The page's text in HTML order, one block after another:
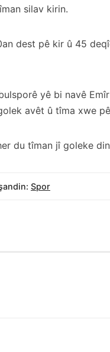
silav kirin.
dest pê kir û 45
yê bi navê
avêt û tîma xwe
du tîman jî goleke
Spor